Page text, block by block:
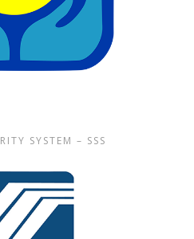
SYSTEM – SSS